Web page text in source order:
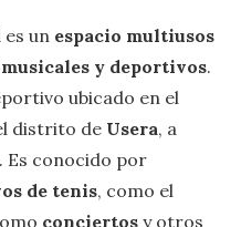
es un espacio multiusos
y deportivos.
ubicado en el
distrito de Usera, a
. Es conocido por
de tenis, como el
conciertos y otros